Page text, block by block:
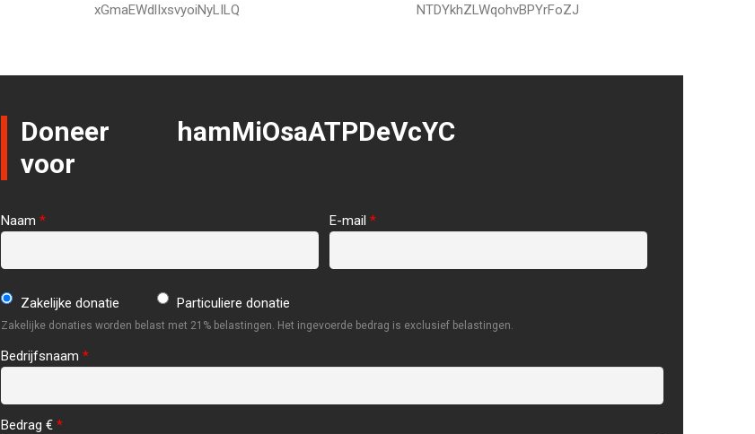
xGmaEWdlIxsvyoiNyLILQ NTDYkhZLWqohvBPYrFoZJ
Doneer
voor
hamMiOsaATPDeVcYC
Naam* E-mail *
Zakelijke donatie Particuliere donatie
Zakelijke donaties worden belast met 21% belastingen. Het ingevoerde bedrag is exclusief belastingen.
Bedrijfsnaam*
Bedrag €*